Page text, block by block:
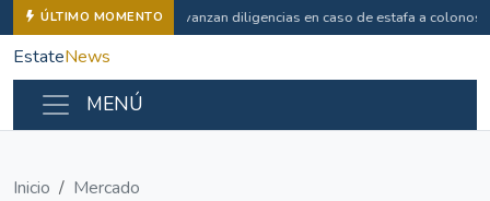
ÚLTIMO MOMENTO Avanzan diligencias en caso de estafa a colonos
EstateNews
MENÚ
Inicio
Mercado